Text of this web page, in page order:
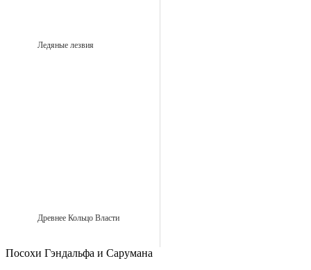
Ледяные лезвия
Древнее Кольцо Власти
Посохи Гэндальфа и Сарумана